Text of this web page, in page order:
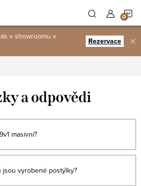
v showroomu v
Rezervace
a odpovědi
masivní?
jsou vyrobené postýlky?